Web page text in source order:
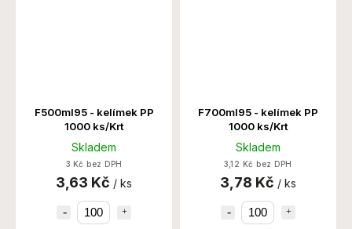
F500ml95 - kelímek PP
1000 ks/Krt
Skladem
3 Kč bez DPH
3,63 Kč / ks
F700ml95 - kelímek PP
1000 ks/Krt
Skladem
3,12 Kč bez DPH
3,78 Kč / ks